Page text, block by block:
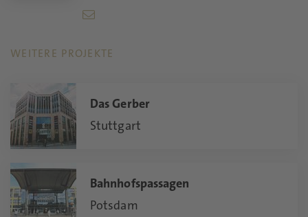
WEITERE PROJEKTE
Das Gerber
Stuttgart
Bahnhofspassagen
Potsdam